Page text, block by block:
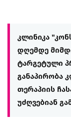
კლინიკა
დღემდე
ტარგეტული
განაპირობა
თერაპიის
უძღვებიან